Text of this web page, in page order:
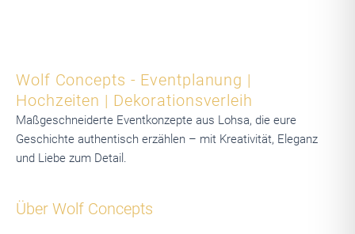
Wolf Concepts - Eventplanung |
Hochzeiten | Dekorationsverleih
Maßgeschneiderte Eventkonzepte aus Lohsa, die eure
Geschichte authentisch erzählen – mit Kreativität, Eleganz
und Liebe zum Detail.
Über Wolf Concepts